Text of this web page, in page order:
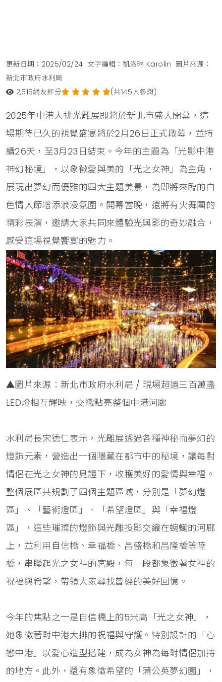
更新日期：2025/02/24 文字編輯：凱洛琳 Karolin 圖片來源：
新北市政府水利局
2,515網友評分 (共145人參與)
2025年中港大排光雕展即將於新北市盛大開幕，這
場期待已久的視覺盛宴將於2月26日正式啟幕，並持
續26天，至3月23日結束。今年的主題為「光影中港
神幻秘境」，以象徵愛與美的「光之女神」為主角，
展現出夢幻而優雅的四大主題美景，為即將來臨的白
色情人節增添浪漫氛圍。開幕當晚，還將有火舞團的
精彩表演，邀請大家共同來體驗光與影的奇妙融合，
感受這場視覺饗宴的魅力。
▲圖片來源：新北市政府水利局 / 現場超過三百萬盞
LED燈相互輝映，交織點亮整個中港河廊
水利局長宋德仁表示，光雕展透過各種神秘而夢幻的
燈飾元素，營造出一個隱藏在都市中的秘境，讓每對
情侶在光之女神的見證下，收穫美好的愛情與幸福。
整個展區共規劃了四個主題區域，分別是「夢幻燈
區」、「藝術燈區」、「希望燈區」與「幸福燈
區」，這些璀璨的燈飾與光雕投影交織在蜿蜒的河廊
上，並利用自信橋、幸福橋、昌盛橋和昌隆橋等陸
橋，串聯起光之女神的宮殿，每一段都象徵著女神的
祝福與希望，帶領大家尋找曾經的美好回憶。
今年的焦點之一是自信橋上的5米高「光之女神」，
她象徵著對中港大排的祝福與守護。特別設計的「心
戀中港」以愛心造型搭建，成為女神為每對情侶加持
的地方。此外，還有象徵希望的「蒲公英夢幻園」，